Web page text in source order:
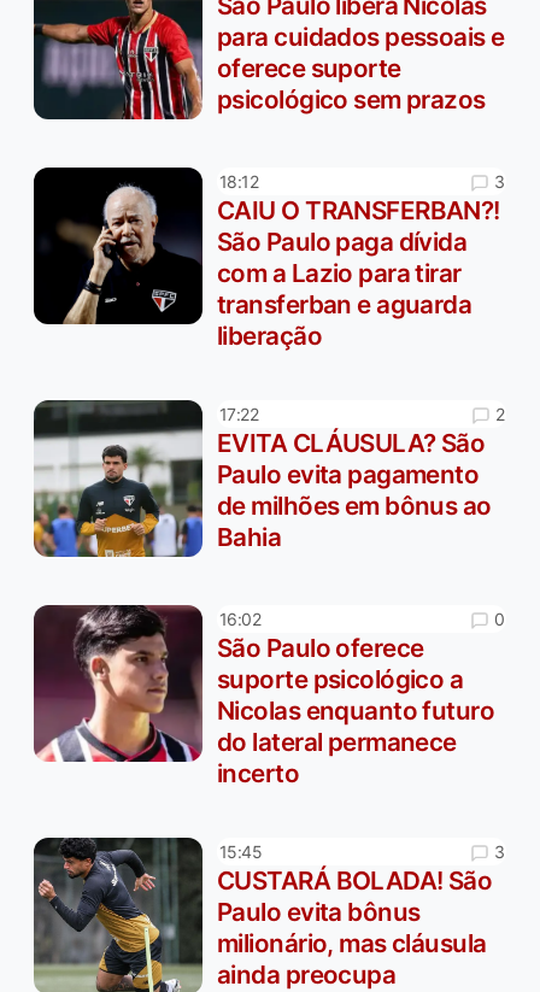
para cuidados pessoais e
oferece suporte
psicológico sem prazos
18:12 3
CAIU O TRANSFERBAN?!
São Paulo paga dívida
com a Lazio para tirar
transferban e aguarda
liberação
17:22 2
EVITA CLÁUSULA? São
Paulo evita pagamento
de milhões em bônus ao
Bahia
16:02 0
São Paulo oferece
suporte psicológico a
Nicolas enquanto futuro
do lateral permanece
incerto
15:45 3
CUSTARÁ BOLADA! São
Paulo evita bônus
milionário, mas cláusula
ainda preocupa